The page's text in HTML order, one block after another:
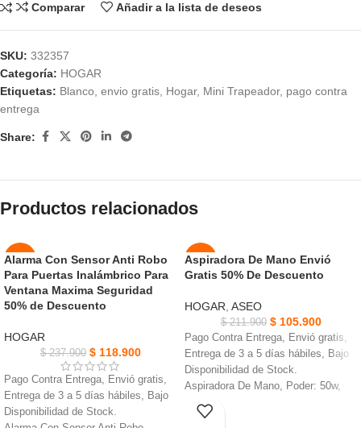
Comparar Añadir a la lista de deseos
SKU: 332357
Categoría: HOGAR
Etiquetas: Blanco, envio gratis, Hogar, Mini Trapeador, pago contra
entrega
Share:
Productos relacionados
-50%
NUEVO
Alarma Con Sensor Anti Robo
Para Puertas Inalámbrico Para
Ventana Maxima Seguridad
50% de Descuento
HOGAR
$237.900 $118.900
Pago Contra Entrega, Envió gratis,
Entrega de 3 a 5 días hábiles, Bajo
Disponibilidad de Stock.
-50%
Aspiradora De Mano Envió
Gratis 50% De Descuento
HOGAR, ASEO
$211.900 $105.900
Pago Contra Entrega, Envió gratis,
Entrega de 3 a 5 días hábiles, Bajo
Disponibilidad de Stock.
Aspiradora De Mano, Poder: 50w,
Tiempo de carga: 3 h.
Material: plástico + componentes